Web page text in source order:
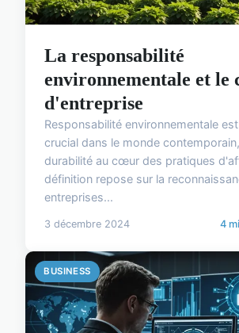
La responsabilité
environnementale et le
d'entreprise
Responsabilité environnementale
crucial dans le monde
durabilité au cœur des pratiques
définition repose sur la
entreprises...
3 décembre 2024 4
BUSINESS